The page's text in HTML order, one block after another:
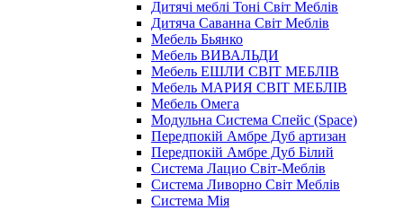
Дитячі меблі Тоні Світ Меблів
Дитяча Саванна Світ Меблів
Мебель Бьянко
Мебель ВИВАЛЬДИ
Мебель ЕШЛИ СВІТ МЕБЛІВ
Мебель МАРИЯ СВІТ МЕБЛІВ
Мебель Омега
Модульна Cистема Спейс (Space)
Передпокій Амбре Дуб артизан
Передпокій Амбре Дуб Білий
Система Лацио Світ-Меблів
Система Ливорно Світ Меблів
Система Мія